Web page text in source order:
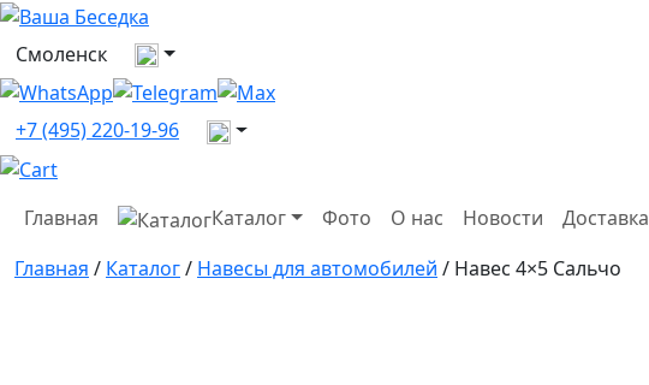
Смоленск Выберите город
+7 (495) 220-19-96 Все контакты
Главная Каталог Фото О нас Новости Доставка
Главная / Каталог/ Навесы для автомобилей / Навес 4×5 Сальчо